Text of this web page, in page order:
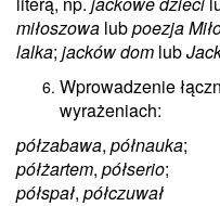
miłoszowa lubpoezja
lalka; jacków dom lub
Wprowadzenie
wyrażeniach:
półzabawa, półnauka;
półżartem, półserio;
półspał, półczuwał